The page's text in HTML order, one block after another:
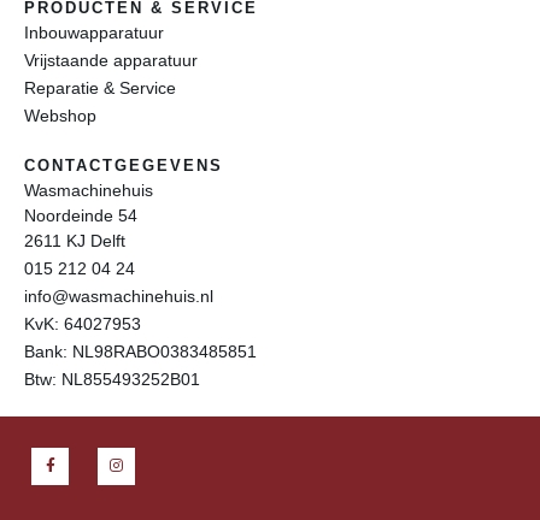
PRODUCTEN & SERVICE
Inbouwapparatuur
Vrijstaande apparatuur
Reparatie & Service
Webshop
CONTACTGEGEVENS
Wasmachinehuis
Noordeinde 54
2611 KJ Delft
015 212 04 24
info@wasmachinehuis.nl
KvK: 64027953
Bank: NL98RABO0383485851
Btw: NL855493252B01